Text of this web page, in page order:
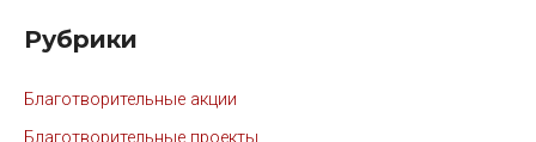
Рубрики
Благотворительные акции
Благотворительные проекты